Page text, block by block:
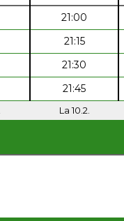
21:00
21:15
21:30
21:45
La 10.2.